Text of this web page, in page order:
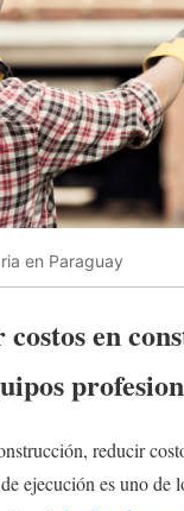
en Paraguay
en
reducir
ejecución es uno de